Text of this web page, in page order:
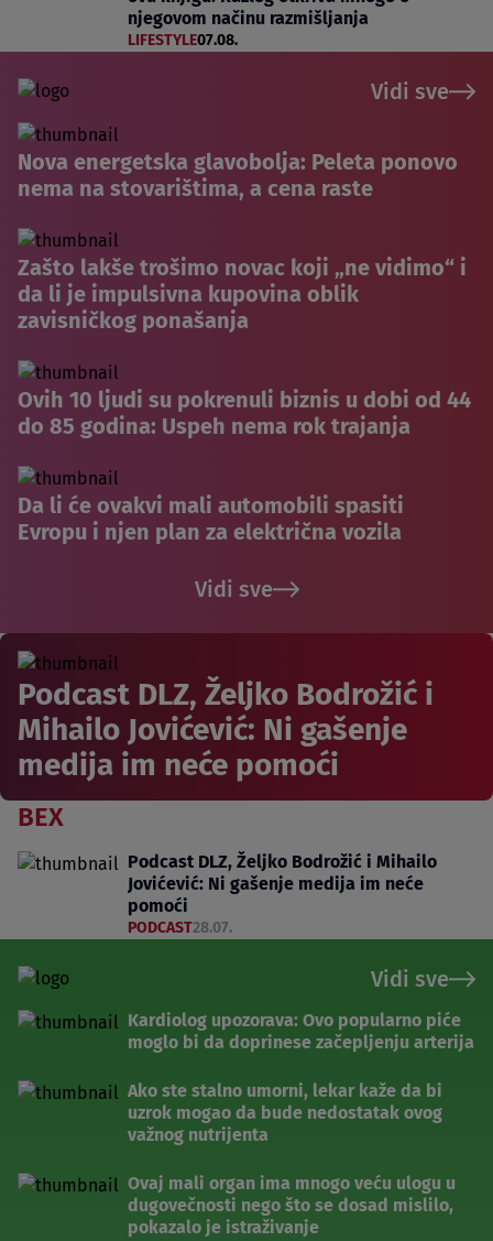
njegovom načinu razmišljanja
LIFESTYLE07.08.
Vidi sve
Nova energetska glavobolja: Peleta ponovo
nema na stovarištima, a cena raste
Zašto lakše trošimo novac koji „ne vidimo“ i
da li je impulsivna kupovina oblik
zavisničkog ponašanja
Ovih 10 ljudi su pokrenuli biznis u dobi od 44
do 85 godina: Uspeh nema rok trajanja
Da li će ovakvi mali automobili spasiti
Evropu i njen plan za električna vozila
Vidi sve
Podcast DLZ, Željko Bodrožić i
Mihailo Jovićević: Ni gašenje
medija im neće pomoći
BEX
Podcast DLZ, Željko Bodrožić i Mihailo
Jovićević: Ni gašenje medija im neće
pomoći
PODCAST28.07.
Vidi sve
Kardiolog upozorava: Ovo popularno piće
moglo bi da doprinese začepljenju arterija
Ako ste stalno umorni, lekar kaže da bi
uzrok mogao da bude nedostatak ovog
važnog nutrijenta
Ovaj mali organ ima mnogo veću ulogu u
dugovečnosti nego što se dosad mislilo,
pokazalo je istraživanje